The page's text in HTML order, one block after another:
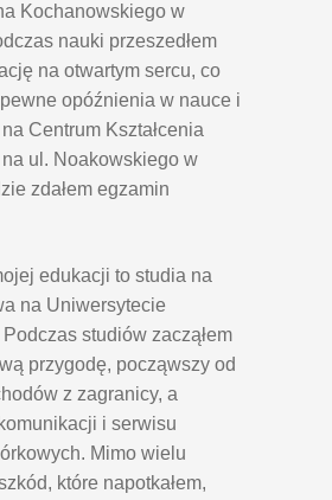
Kochanowskiego w
nauki przeszedłem
na otwartym sercu, co
opóźnienia w nauce i
Centrum Kształcenia
ul. Noakowskiego w
zdałem egzamin
edukacji to studia na
na Uniwersytecie
studiów zacząłem
przygodę, począwszy od
z zagranicy, a
i serwisu
Mimo wielu
które napotkałem,